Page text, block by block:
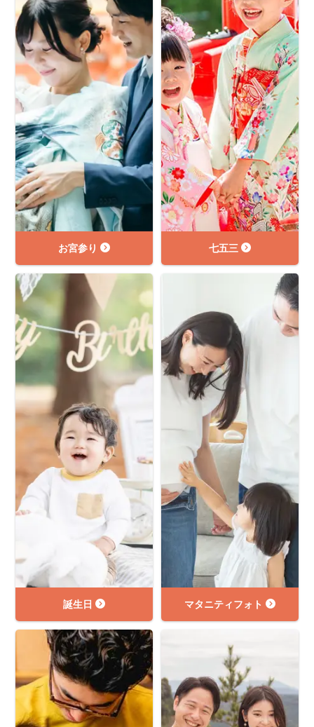
お宮参り 七五三
誕生日 マタニティフォト